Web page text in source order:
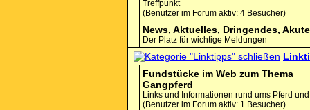
Treffpunkt
(Benutzer im Forum aktiv: 4 Besucher)
News, Aktuelles, Dringendes,
Der Platz für wichtige Meldungen
Fundstücke im Web zum Thema
Gangpferd
Links und Informationen rund ums Pferd
(Benutzer im Forum aktiv: 1 Besucher)